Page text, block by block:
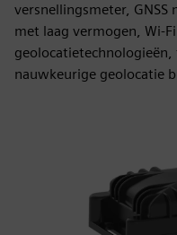
versnellingsmeter, GNSS
met laag vermogen, Wi-
nauwkeurige geolocatie